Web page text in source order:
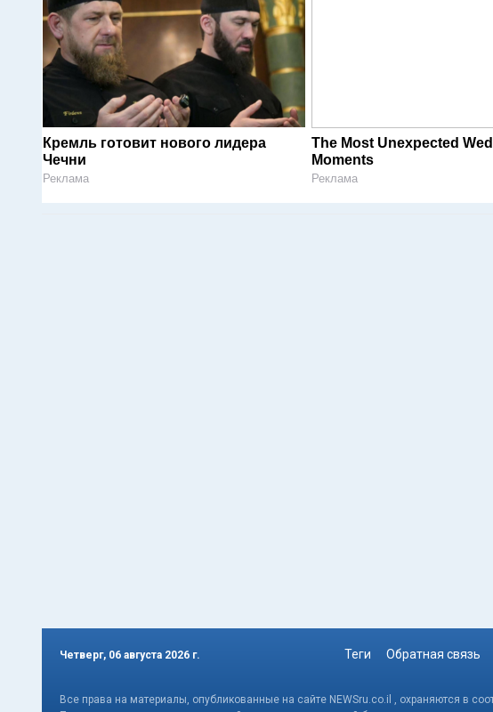
Кремль готовит нового лидера
Чечни
Реклама
The Most Unexpected
Moments
Реклама
Четверг, 06 августа 2026 г. Теги Обратная связь
Все права на материалы, опубликованные на сайте NEWSru.co.il , охраняются в